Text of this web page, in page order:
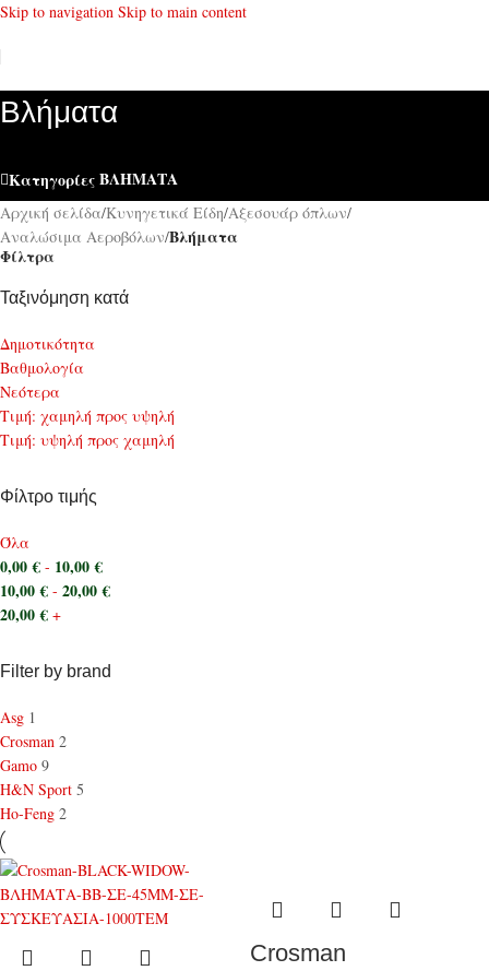
Skip to navigation Skip to main content
Βλήματα
ΚατηγορίεςΒΛΉΜΑΤΑ
Αρχική σελίδα/Κυνηγετικά Είδη/Αξεσουάρ όπλων/
Αναλώσιμα Αεροβόλων/Βλήματα
Φίλτρα
Ταξινόμηση κατά
Δημοτικότητα
Bαθμολογία
Νεότερα
Τιμή: χαμηλή προς υψηλή
Τιμή: υψηλή προς χαμηλή
Φίλτρο τιμής
Όλα
0,00€ - 10,00€
10,00€ - 20,00€
20,00€ +
Filter by brand
Asg 1
Crosman 2
Gamo 9
H&N Sport 5
Ho-Feng 2
Crosman